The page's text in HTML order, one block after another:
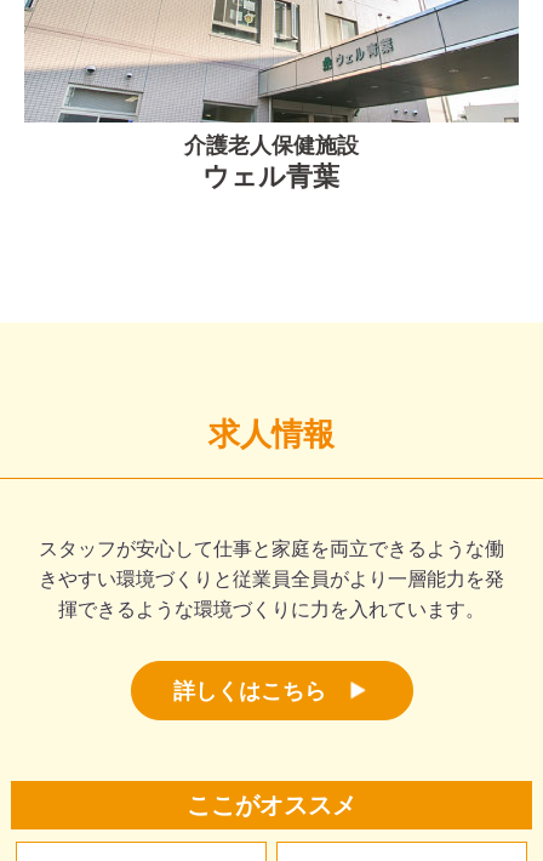
介護老人保健施設
ウェル青葉
求人情報
スタッフが安心して仕事と家庭を両立できるような働
きやすい環境づくりと従業員全員がより一層能力を発
揮できるような環境づくりに力を入れています。
詳しくはこちら
ここがオススメ